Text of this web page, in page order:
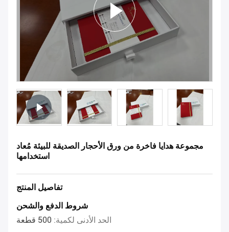
مجموعة هدايا فاخرة من ورق الأحجار الصديقة للبيئة مُعاد
استخدامها
تفاصيل المنتج
شروط الدفع والشحن
الحد الأدنى لكمية: 500 قطعة